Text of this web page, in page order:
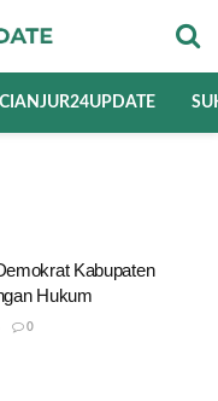
CIANJUR24UPDATE
Kabupaten
Hukum
0